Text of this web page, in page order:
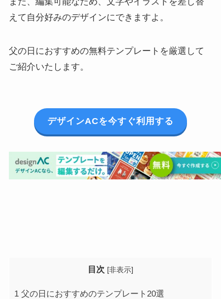
えて自分好みのデザインにできますよ。
父の日におすすめの無料テンプレートを厳選して
ご紹介いたします。
デザインACを今すぐ利用する
目次 [非表示]
1父の日におすすめのテンプレート20選